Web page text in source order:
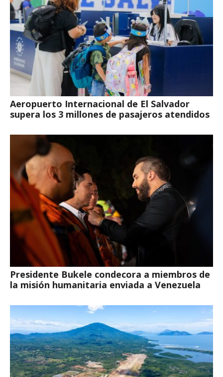
Aeropuerto Internacional de El Salvador
supera los 3 millones de pasajeros atendidos
Presidente Bukele condecora a miembros de
la misión humanitaria enviada a Venezuela